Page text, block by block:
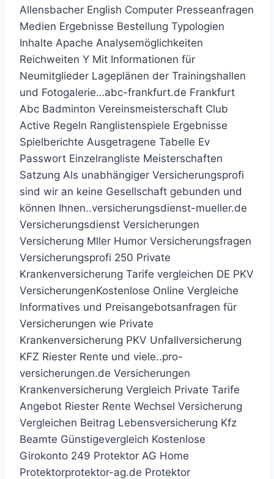
Allensbacher English Computer Presseanfragen
Medien Ergebnisse Bestellung Typologien
Inhalte Apache Analysemöglichkeiten
Reichweiten Y Mit Informationen für
Neumitglieder Lageplänen der Trainingshallen
und Fotogalerie…abc-frankfurt.de Frankfurt
Abc Badminton Vereinsmeisterschaft Club
Active Regeln Ranglistenspiele Ergebnisse
Spielberichte Ausgetragene Tabelle Ev
Passwort Einzelrangliste Meisterschaften
Satzung Als unabhängiger Versicherungsprofi
sind wir an keine Gesellschaft gebunden und
können Ihnen..versicherungsdienst-mueller.de
Versicherungsdienst Versicherungen
Versicherung Mller Humor Versicherungsfragen
Versicherungsprofi 250 Private
Krankenversicherung Tarife vergleichen DE PKV
VersicherungenKostenlose Online Vergleiche
Informatives und Preisangebotsanfragen für
Versicherungen wie Private
Krankenversicherung PKV Unfallversicherung
KFZ Riester Rente und viele..pro-
versicherungen.de Versicherungen
Krankenversicherung Vergleich Private Tarife
Angebot Riester Rente Wechsel Versicherung
Vergleichen Beitrag Lebensversicherung Kfz
Beamte Günstigevergleich Kostenlose
Girokonto 249 Protektor AG Home
Protektorprotektor-ag.de Protektor